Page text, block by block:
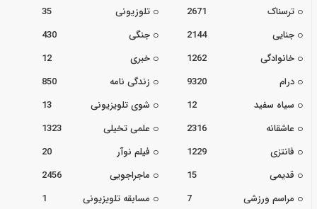
ترسناک
2671 تلوزیونی
35
جنایی
2144 جنگی
430
خانوادگی
1262 خبری
12
درام
9320 زندگی نامه
850
سیاه سفید
12 شوی تلویزیونی
13
عاشقانه
2316 علمی تخیلی
1323
فانتزی
1229 فیلم نوآر
20
قدیمی
15 ماجراجویی
2456
مراسم ورزشی
7 مسابقه تلویزیونی
1